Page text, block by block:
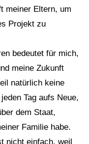
meiner Eltern, um
Projekt zu
bedeutet für mich,
meine Zukunft
natürlich keine
Tag aufs Neue,
dem Staat,
Familie habe.
nicht einfach, weil